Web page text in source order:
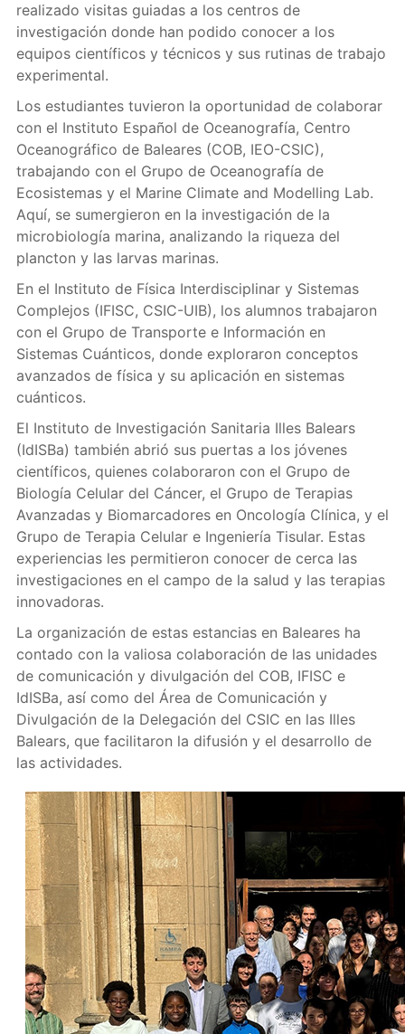
realizado visitas guiadas a los centros de
investigación donde han podido conocer a los
equipos científicos y técnicos y sus rutinas de trabajo
experimental.
Los estudiantes tuvieron la oportunidad de colaborar
con el Instituto Español de Oceanografía, Centro
Oceanográfico de Baleares (COB, IEO-CSIC),
trabajando con el Grupo de Oceanografía de
Ecosistemas y el Marine Climate and Modelling Lab.
Aquí, se sumergieron en la investigación de la
microbiología marina, analizando la riqueza del
plancton y las larvas marinas.
En el Instituto de Física Interdisciplinar y Sistemas
Complejos (IFISC, CSIC-UIB), los alumnos trabajaron
con el Grupo de Transporte e Información en
Sistemas Cuánticos, donde exploraron conceptos
avanzados de física y su aplicación en sistemas
cuánticos.
El Instituto de Investigación Sanitaria Illes Balears
(IdISBa) también abrió sus puertas a los jóvenes
científicos, quienes colaboraron con el Grupo de
Biología Celular del Cáncer, el Grupo de Terapias
Avanzadas y Biomarcadores en Oncología Clínica, y el
Grupo de Terapia Celular e Ingeniería Tisular. Estas
experiencias les permitieron conocer de cerca las
investigaciones en el campo de la salud y las terapias
innovadoras.
La organización de estas estancias en Baleares ha
contado con la valiosa colaboración de las unidades
de comunicación y divulgación del COB, IFISC e
IdISBa, así como del Área de Comunicación y
Divulgación de la Delegación del CSIC en las Illes
Balears, que facilitaron la difusión y el desarrollo de
las actividades.